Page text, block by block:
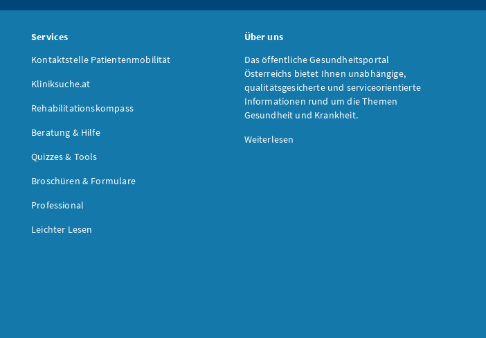
Services
Kontaktstelle Patientenmobilität
Kliniksuche.at
Rehabilitationskompass
Beratung & Hilfe
Quizzes & Tools
Broschüren & Formulare
Professional
Leichter Lesen
Über uns
Das öffentliche Gesundheitsportal
Österreichs bietet Ihnen unabhängige,
qualitätsgesicherte und serviceorientierte
Informationen rund um die Themen
Gesundheit und Krankheit.
Weiterlesen